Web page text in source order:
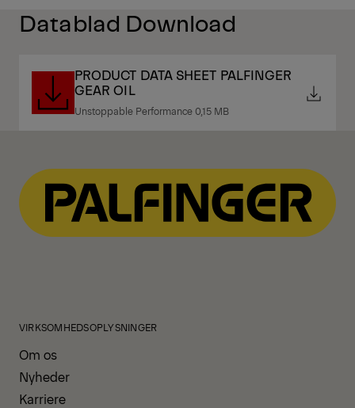
Datablad Download
PRODUCT DATA SHEET PALFINGER
GEAR OIL
Unstoppable Performance 0,15 MB
VIRKSOMHEDSOPLYSNINGER
Om os
Nyheder
Karriere